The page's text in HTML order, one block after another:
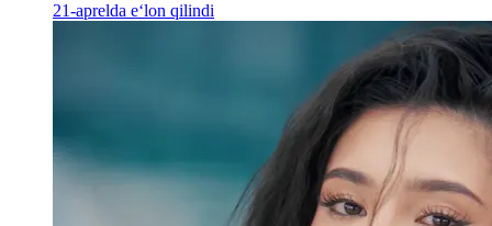
21-aprelda e‘lon qilindi